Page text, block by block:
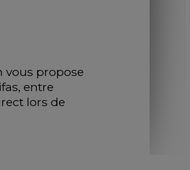
vous propose
entre
lors de